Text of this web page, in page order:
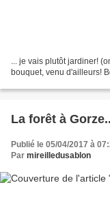
... je vais plutôt jardiner!
bouquet, venu d'ailleurs!
La forêt à
Publié le 05/04/2017 à
Par mireilledusablon